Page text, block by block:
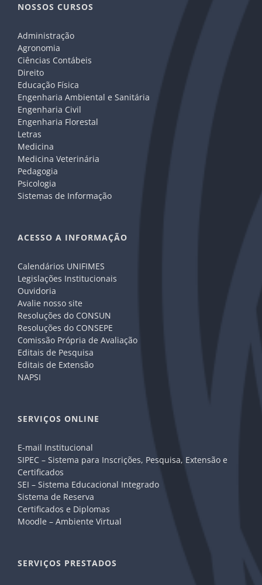
NOSSOS CURSOS
Administração
Agronomia
Ciências Contábeis
Direito
Educação Física
Engenharia Ambiental e Sanitária
Engenharia Civil
Engenharia Florestal
Letras
Medicina
Medicina Veterinária
Pedagogia
Psicologia
Sistemas de Informação
ACESSO A INFORMAÇÃO
Calendários UNIFIMES
Legislações Institucionais
Ouvidoria
Avalie nosso site
Resoluções do CONSUN
Resoluções do CONSEPE
Comissão Própria de Avaliação
Editais de Pesquisa
Editais de Extensão
NAPSI
SERVIÇOS ONLINE
E-mail Institucional
SIPEC – Sistema para Inscrições, Pesquisa, Extensão e
Certificados
SEI – Sistema Educacional Integrado
Sistema de Reserva
Certificados e Diplomas
Moodle – Ambiente Virtual
SERVIÇOS PRESTADOS